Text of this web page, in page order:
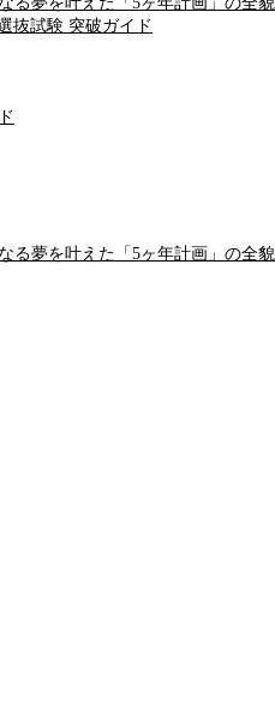
抜試験 突破ガイド
る夢を叶えた「5ヶ年計画」の全貌